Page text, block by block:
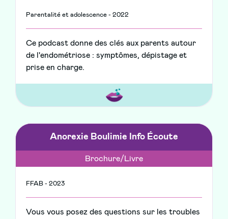
Parentalité et adolescence - 2022
Ce podcast donne des clés aux parents autour
de l'endométriose : symptômes, dépistage et
prise en charge.
Anorexie Boulimie Info Écoute
Brochure/Livre
FFAB - 2023
Vous vous posez des questions sur les troubles